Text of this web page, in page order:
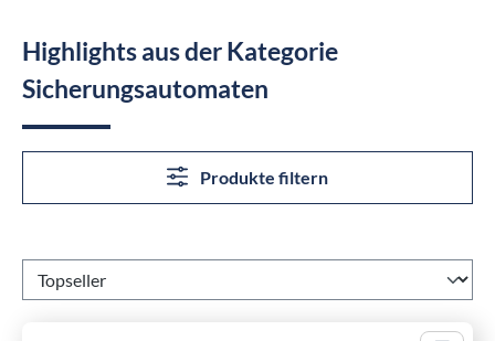
Highlights aus der Kategorie
Sicherungsautomaten
Produkte filtern